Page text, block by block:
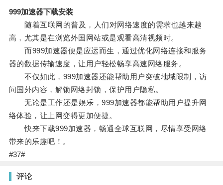
999加速器下载安装
随着互联网的普及，人们对网络速度的需求也越来越
高，尤其是在浏览外国网站或是观看高清视频时。
而999加速器便是应运而生，通过优化网络连接和服务
器的数据传输速度，让用户轻松畅享高速网络服务。
不仅如此，999加速器还能帮助用户突破地域限制，访
问国外内容，解锁网络封锁，保护用户隐私。
无论是工作还是娱乐，999加速器都能帮助用户提升网
络体验，让上网变得更加便捷。
快来下载999加速器，畅通全球互联网，尽情享受网络
带来的乐趣吧！。
#37#
评论